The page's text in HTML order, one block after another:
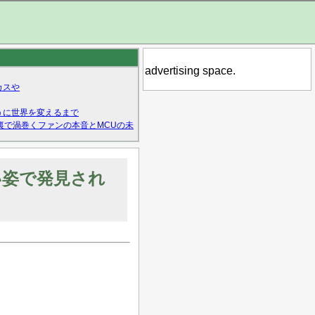
スや
世界を変えるまで
で渦巻くファンの本音とMCUの未
で発見され
advertising space.